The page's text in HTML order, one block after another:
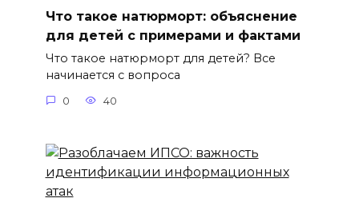
Что такое натюрморт: объяснение
для детей с примерами и фактами
Что такое натюрморт для детей? Все
начинается с вопроса
0 40